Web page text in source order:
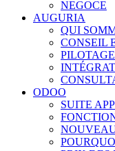
NEGOCE
AUGURIA
QUI
CONSEIL
ODOO
SUITE